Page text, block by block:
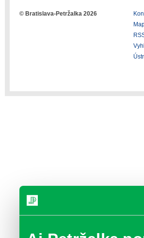
© Bratislava-Petržalka 2026